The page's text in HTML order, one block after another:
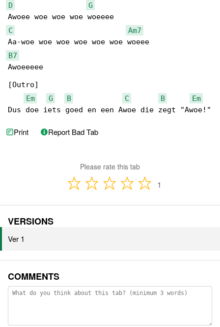
D
G
C
Am7
B7
Awoeeeee
[Outro]
Em
G B C B
Em
Dus doe iets goed en een Awoe die zegt "Awoe!"
Print Report Bad Tab
Please rate this tab
1
VERSIONS
Ver 1
COMMENTS